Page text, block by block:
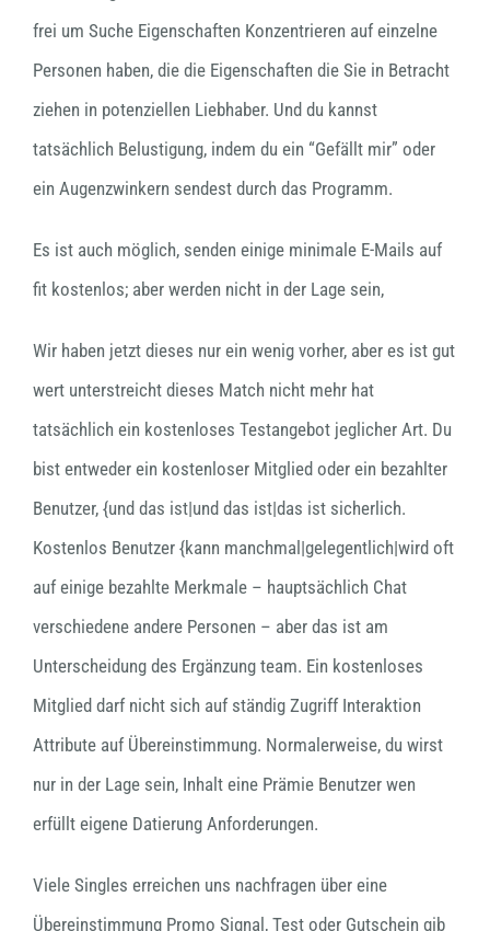
frei um Suche Eigenschaften Konzentrieren auf einzelne
Personen haben, die die Eigenschaften die Sie in Betracht
ziehen in potenziellen Liebhaber. Und du kannst
tatsächlich Belustigung, indem du ein “Gefällt mir” oder
ein Augenzwinkern sendest durch das Programm.
Es ist auch möglich, senden einige minimale E-Mails auf
fit kostenlos; aber werden nicht in der Lage sein,
Wir haben jetzt dieses nur ein wenig vorher, aber es ist gut
wert unterstreicht dieses Match nicht mehr hat
tatsächlich ein kostenloses Testangebot jeglicher Art. Du
bist entweder ein kostenloser Mitglied oder ein bezahlter
Benutzer, {und das ist|und das ist|das ist sicherlich.
Kostenlos Benutzer {kann manchmal|gelegentlich|wird oft
auf einige bezahlte Merkmale – hauptsächlich Chat
verschiedene andere Personen – aber das ist am
Unterscheidung des Ergänzung team. Ein kostenloses
Mitglied darf nicht sich auf ständig Zugriff Interaktion
Attribute auf Übereinstimmung. Normalerweise, du wirst
nur in der Lage sein, Inhalt eine Prämie Benutzer wen
erfüllt eigene Datierung Anforderungen.
Viele Singles erreichen uns nachfragen über eine
Übereinstimmung Promo Signal, Test oder Gutschein gib